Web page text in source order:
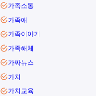
가족소통
가족애
가족이야기
가족해체
가짜뉴스
가치
가치교육